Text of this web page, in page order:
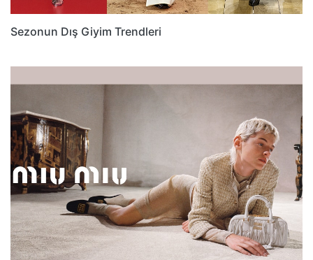
Sezonun Dış Giyim Trendleri